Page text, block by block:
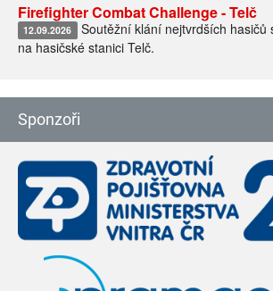
Firefighter Combat Challenge - Telč
12.09.2026 Soutěžní klání nejtvrdších hasičů
na hasičské stanici Telč.
Sponzoři